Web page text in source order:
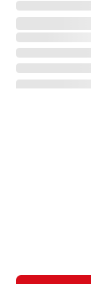
번개장터(주) 사업
번개장터㈜는 통신판
소비자보호에 관한 법
개별 판매자에게 귀속
다만, 번개장터㈜가